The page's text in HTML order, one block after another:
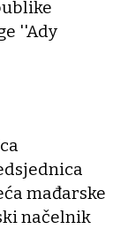
''Ady
mađarske
načelnik